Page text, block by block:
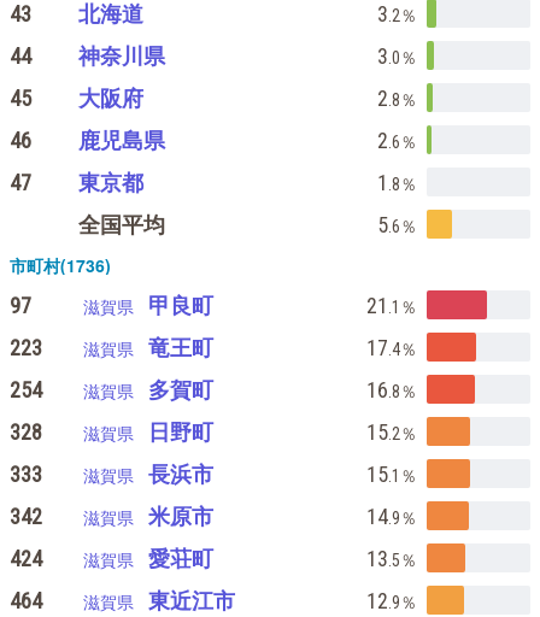
43 北海道 3 .2％
44 神奈川県 3 .0％
45 大阪府 2 .8％
46 鹿児島県 2 .6％
47 東京都 1 .8％
全国平均 5.6％
市町村(1736)
97 滋賀県 甲良町 21 .1 ％
223 滋賀県 竜王町 17 .4％
254 滋賀県 多賀町 16 .8％
328 滋賀県 日野町 15 .2％
333 滋賀県 長浜市 15.1 ％
342 滋賀県 米原市 14.9％
424 滋賀県 愛荘町 13 .5％
464 滋賀県 東近江市 12 .9％